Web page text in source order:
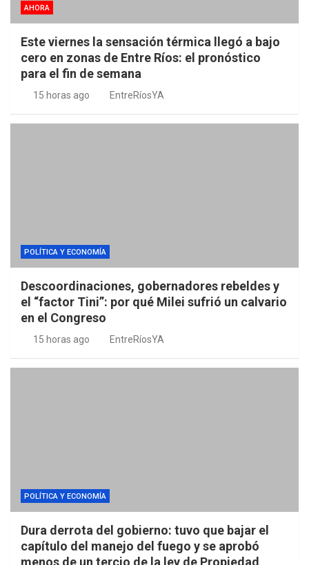
AHORA
Este viernes la sensación térmica llegó a bajo
cero en zonas de Entre Ríos: el pronóstico
para el fin de semana
15 horas ago EntreRíosYA
POLÍTICA Y ECONOMÍA
Descoordinaciones, gobernadores rebeldes y
el “factor Tini”: por qué Milei sufrió un calvario
en el Congreso
15 horas ago EntreRíosYA
POLÍTICA Y ECONOMÍA
Dura derrota del gobierno: tuvo que bajar el
capítulo del manejo del fuego y se aprobó
menos de un tercio de la ley de Propiedad